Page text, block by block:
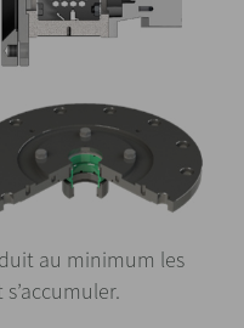
au minimum les